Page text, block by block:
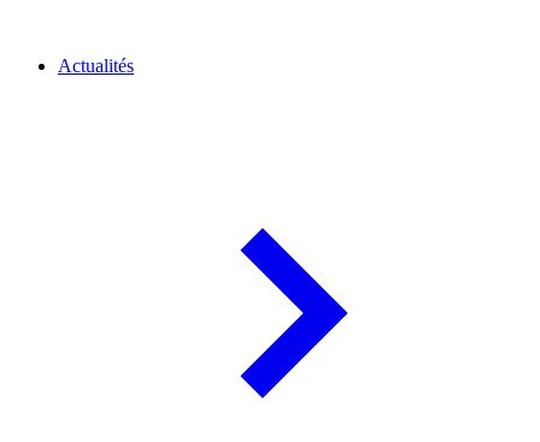
Actualités